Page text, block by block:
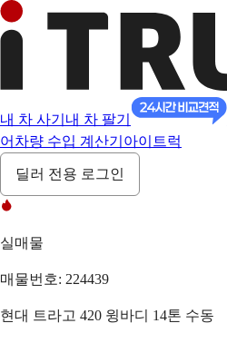
내 차 사기 내 차 팔기
어 차량 수입 계산기 아이트럭
딜러 전용 로그인
실매물
매물번호: 224439
현대 트라고 420 윙바디 14톤 수동